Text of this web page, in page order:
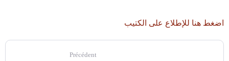
اضغط هنا للإطلاع على الكتيب
Précédent